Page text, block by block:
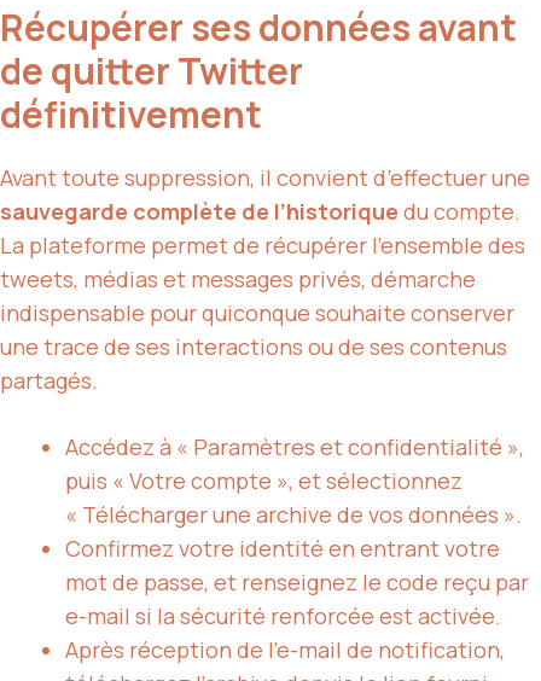
Récupérer ses données avant
de quitter Twitter
définitivement
Avant toute suppression, il convient d’effectuer une
sauvegarde complète de l’historique du compte.
La plateforme permet de récupérer l’ensemble des
tweets, médias et messages privés, démarche
indispensable pour quiconque souhaite conserver
une trace de ses interactions ou de ses contenus
partagés.
Accédez à « Paramètres et confidentialité »,
puis « Votre compte », et sélectionnez
« Télécharger une archive de vos données ».
Confirmez votre identité en entrant votre
mot de passe, et renseignez le code reçu par
e-mail si la sécurité renforcée est activée.
Après réception de l’e-mail de notification,